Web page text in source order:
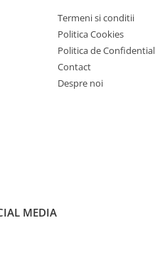
Termeni si conditii
Politica Cookies
Politica de
Contact
Despre noi
MEDIA